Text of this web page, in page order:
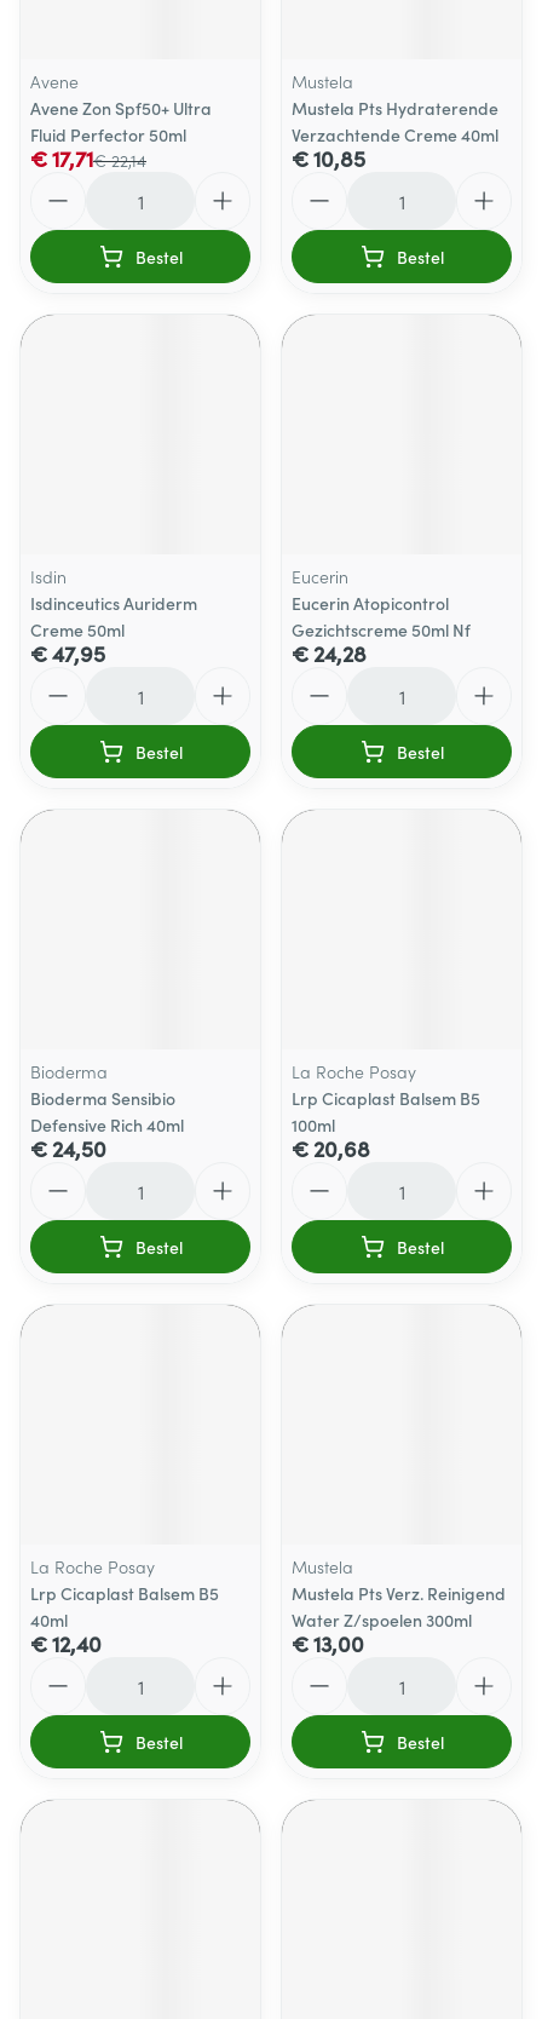
Avene
Avene Zon Spf50+ Ultra
Fluid Perfector 50ml
€ 22,14
€ 17,71
Bestel
Mustela
Mustela Pts Hydraterende
Verzachtende Creme 40ml
€ 10,85
Bestel
Isdin
Isdinceutics Auriderm
Creme 50ml
€ 47,95
Bestel
Eucerin
Eucerin Atopicontrol
Gezichtscreme 50ml Nf
€ 24,28
Bestel
Bioderma
Bioderma Sensibio
Defensive Rich 40ml
€ 24,50
Bestel
La Roche Posay
Lrp Cicaplast Balsem B5
100ml
€ 20,68
Bestel
La Roche Posay
Lrp Cicaplast Balsem B5
40ml
€ 12,40
Bestel
Mustela
Mustela Pts Verz. Reinigend
Water Z/spoelen 300ml
€ 13,00
Bestel